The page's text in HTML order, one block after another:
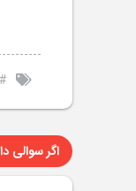
#
اگر سوالی